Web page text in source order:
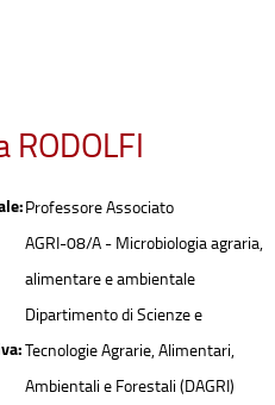
RODOLFI
Professore Associato
AGRI-08/A - Microbiologia agraria,
alimentare e ambientale
Dipartimento di Scienze e
Tecnologie Agrarie, Alimentari,
Ambientali e Forestali (DAGRI)